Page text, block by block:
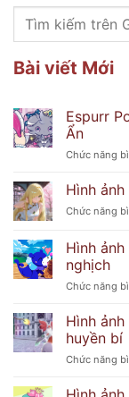
Bài viết Mới
Espurr
Ẩn
Chức năng
Hình
Chức năng
Hình
nghịch
Chức năng
Hình
huyền bí
Chức năng